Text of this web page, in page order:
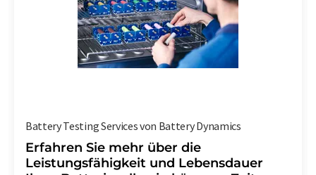
Battery Testing Services von Battery Dynamics
Erfahren Sie mehr über die
Leistungsfähigkeit und Lebensdauer